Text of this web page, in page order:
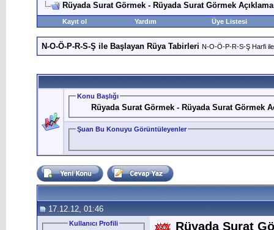
Rüyada Surat Görmek - Rüyada Surat Görmek
Kayıt ol Yardım Üye Listesi
N-O-Ö-P-R-S-Ş ile Başlayan Rüya Tabirleri N-O-Ö-P-R-S-Ş Harfi
Konu Başlığı
Rüyada Surat Görmek - Rüyada Surat Görmek
Şuan Bu Konuyu Görüntüleyenler
17.12.12, 01:46
Kullanıcı Profili
Rüyada Surat